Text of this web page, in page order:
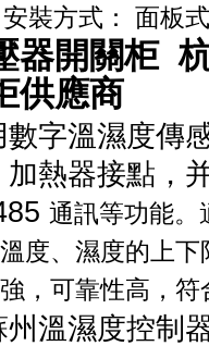
裝方式： 面板
器開關柜
供應商
數字溫濕度傳
加熱器接點，
通訊等功能。
度、濕度的上
，可靠性高，
州溫濕度控制